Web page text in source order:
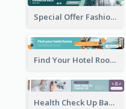
Special Offer Fashion Sale Banner Ad
Find Your Hotel Room Banner Ad
Health Check Up Banner Ad